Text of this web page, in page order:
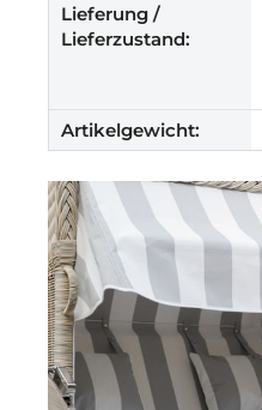
Lieferung /
Lieferzustand:
Artikelgewicht: